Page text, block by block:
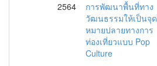
2564
การพัฒนาพื้นที่ทาง
วัฒนธรรมให้เป็นจุด
หมายปลายทางการ
ท่องเที่ยวแบบ Pop
Culture